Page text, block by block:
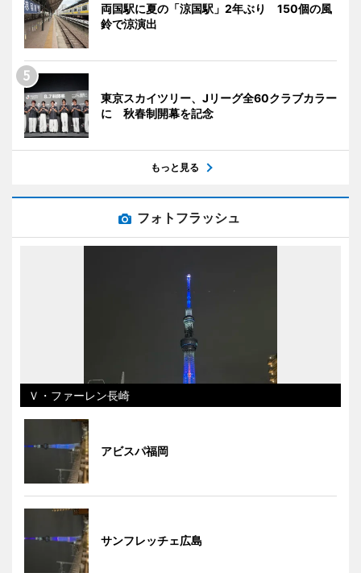
両国駅に夏の「涼国駅」2年ぶり 150個の風
鈴で涼演出
東京スカイツリー、Jリーグ全60クラブカラー
に 秋春制開幕を記念
もっと見る
フォトフラッシュ
Ｖ・ファーレン長崎
アビスパ福岡
サンフレッチェ広島